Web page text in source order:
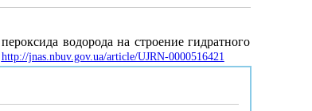
водорода на строение гидратного
http://jnas.nbuv.gov.ua/article/UJRN-0000516421